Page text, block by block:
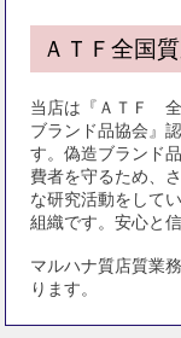
ＡＴＦ全国
当店は『ＡＴＦ
ブランド品協会』
す。偽造ブランド
費者を守るため、
な研究活動をして
組織です。安心と
マルハナ質店質業
ります。